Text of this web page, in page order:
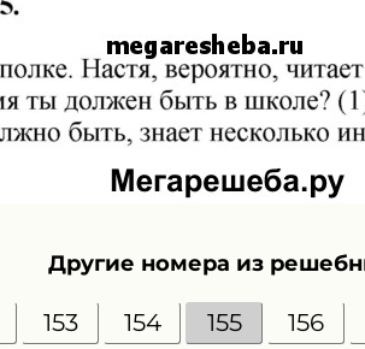
Другие номера из
153 154 155 156